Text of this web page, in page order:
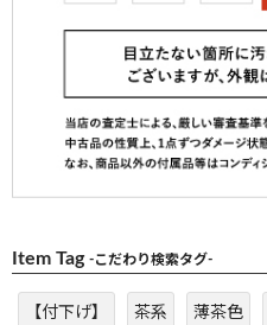
Item Tag -こだわり検索タグ-
【付下げ】 茶系 薄茶色